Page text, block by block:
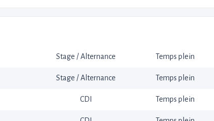
Stage / Alternance Temps plein
Stage / Alternance Temps plein
CDI Temps plein